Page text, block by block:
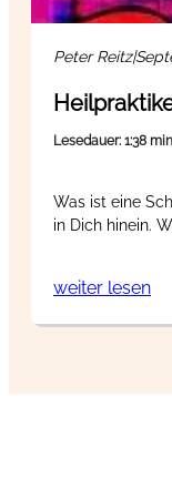
Peter Reitz|
Lesedauer: 1:38 min
Was ist eine
in Dich hinein.
weiter lesen